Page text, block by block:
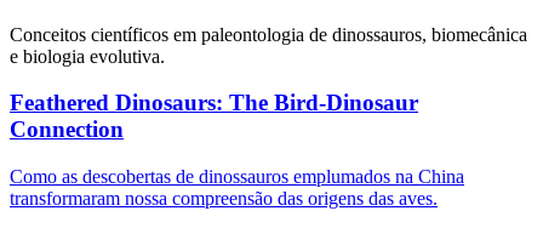
Conceitos científicos em paleontologia de dinossauros, biomecânica
e biologia evolutiva.
Feathered Dinosaurs: The Bird-Dinosaur
Connection
Como as descobertas de dinossauros emplumados na China
transformaram nossa compreensão das origens das aves.